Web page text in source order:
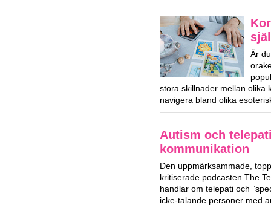
Är
stora skillnader mellan olika
navigera bland olika
Autism och
kommunikation
Den uppmärksammade,
kritiserade podcasten The
handlar om telepati och
icke-talande personer med